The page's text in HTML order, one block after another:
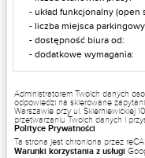
Administratorem Twoich danych
odpowiedzi na skierowane
Warszawie przy ul. Skierniewickiej
przetwarzaniu Twoich danych i
Polityce Prywatności
Ta strona jest chroniona przez
Warunki korzystania z usługi